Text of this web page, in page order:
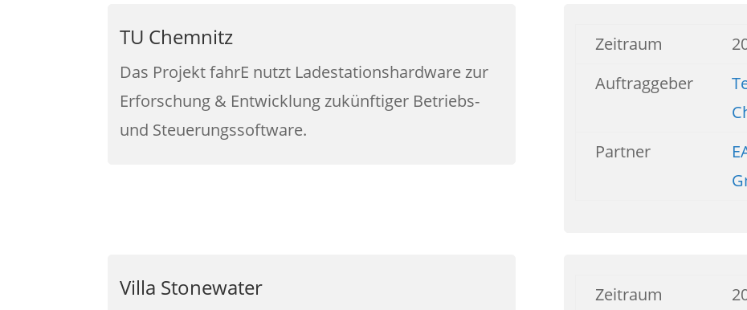
TU Chemnitz
Das Projekt fahrE nutzt Ladestationshardware zur
Erforschung & Entwicklung zukünftiger Betriebs-
und Steuerungssoftware.
Zeitraum
Auftraggeber
Partner
Villa Stonewater Zeitraum